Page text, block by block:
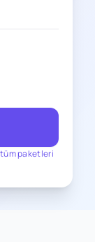
paketleri